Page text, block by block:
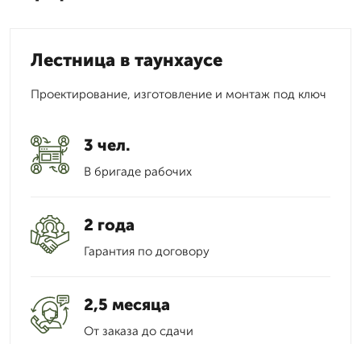
Лестница в таунхаусе
Проектирование, изготовление и монтаж под ключ
3 чел.
В бригаде рабочих
2 года
Гарантия по договору
2,5 месяца
От заказа до сдачи